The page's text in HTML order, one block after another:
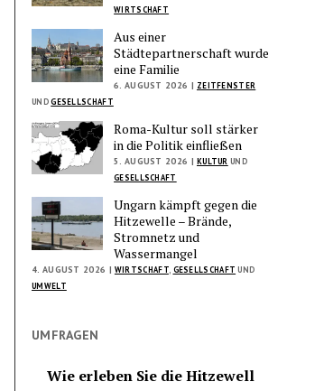
WIRTSCHAFT
Aus einer
Städtepartnerschaft wurde
eine Familie
6. AUGUST 2026 | ZEITFENSTER
UNDGESELLSCHAFT
Roma-Kultur soll stärker
in die Politik einfließen
5. AUGUST 2026 | KULTUR UND
GESELLSCHAFT
Ungarn kämpft gegen die
Hitzewelle – Brände,
Stromnetz und
Wassermangel
4. AUGUST 2026 | WIRTSCHAFT, GESELLSCHAFT UND
UMWELT
UMFRAGEN
Wie erleben Sie die Hitzewell